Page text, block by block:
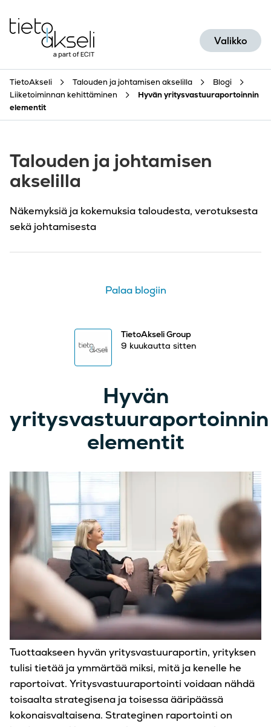
Valikko
TietoAkseli Talouden ja johtamisen akselilla
Blogi
Liiketoiminnan kehittäminen
Hyvän yritysvastuuraportoinnin
elementit
Talouden ja johtamisen
akselilla
Näkemyksiä ja kokemuksia taloudesta, verotuksesta
sekä johtamisesta
Palaa blogiin
TietoAkseli Group
9 kuukautta sitten
Hyvän
yritysvastuuraportoinnin
elementit
Tuottaakseen hyvän yritysvastuuraportin, yrityksen
tulisi tietää ja ymmärtää miksi, mitä ja kenelle he
raportoivat. Yritysvastuuraportointi voidaan nähdä
toisaalta strategisena ja toisessa ääripäässä
kokonaisvaltaisena. Strateginen raportointi on